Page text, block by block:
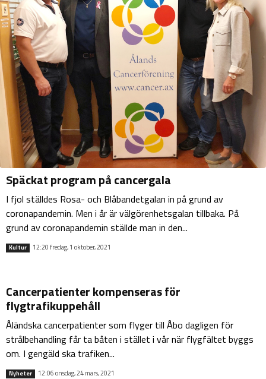
Späckat program på cancergala
I fjol ställdes Rosa- och Blåbandetgalan in på grund av
coronapandemin. Men i år är välgörenhetsgalan tillbaka. På
grund av coronapandemin ställde man in den...
Kultur 12:20 fredag, 1 oktober, 2021
Cancerpatienter kompenseras för
flygtrafikuppehåll
Åländska cancerpatienter som flyger till Åbo dagligen för
strålbehandling får ta båten i stället i vår när flygfältet byggs
om. I gengäld ska trafiken...
Nyheter 12:06 onsdag, 24 mars, 2021